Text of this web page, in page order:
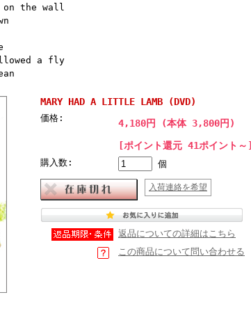
the wall
a fly
MARY HAD A LITTLE LAMB (DVD)
価格:
4,180円 (本体 3,800円)
[ポイント還元 41ポイント～]
購入数: 個
入荷連絡を希望
返品についての詳細はこちら
この商品について問い合わせる